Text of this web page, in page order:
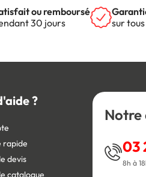
ou remboursé
30 jours
sur
?
rapide
devis
catalogue
Notre
03
8h à